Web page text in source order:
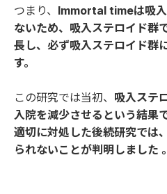
つまり、 Immortal timeは吸入
ないため、吸入ステロイド群
長し、必ず吸入ステロイド群
す。
この研究では当初、 吸入ステ
入院を減少させるという結果
適切に対処した後続研究では
られないことが判明しました 。